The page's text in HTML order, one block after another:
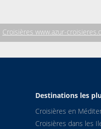
Croisières www.azur-
Destinations les
Croisières en
Croisières dans les